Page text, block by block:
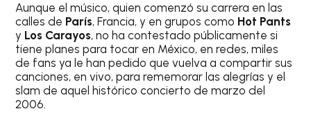
Aunque el músico, quien comenzó su carrera en las
calles de París, Francia, y en grupos como Hot Pants
y Los Carayos, no ha contestado públicamente si
tiene planes para tocar en México, en redes, miles
de fans ya le han pedido que vuelva a compartir sus
canciones, en vivo, para rememorar las alegrías y el
slam de aquel histórico concierto de marzo del
2006.